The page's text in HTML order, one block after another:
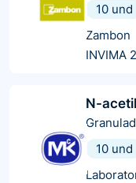
10 und
Zambon
INVIMA
N-
10 und